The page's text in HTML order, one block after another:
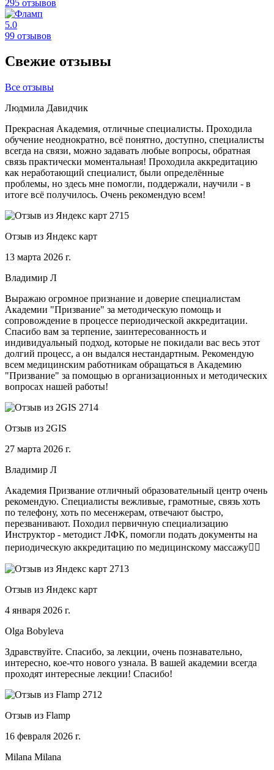
295 отзывов
5.0
99 отзывов
Свежие отзывы
Все отзывы
Людмила Давидчик
Прекрасная Академия, отличные специалисты. Проходила
обучение неоднократно, всё понятно, доступно, специалисты
всегда на связи, можно задавать любые вопросы, обратная
связь практически моментальная! Проходила аккредитацию
как неработающий специалист, были определённые
проблемы, но здесь мне помогли, поддержали, научили - в
итоге всё получилось. Очень рекомендую всем!
Отзыв из Яндекс карт
13 марта 2026 г.
Владимир Л
Выражаю огромное признание и доверие специалистам
Академии "Призвание" за методическую помощь и
сопровождение в процессе периодической аккредитации.
Спасибо вам за терпение, заинтересованность и
индивидуальный подход, которые не покидали вас весь этот
долгий процесс, а он выдался нестандартным. Рекомендую
всем медицинским работникам обращаться в Академию
"Призвание" за помощью в организационных и методических
вопросах нашей работы!
Отзыв из 2GIS
27 марта 2026 г.
Владимир Л
Академия Призвание отличный образовательный центр очень
рекомендую. Специалисты вежливые, грамотные, связь хоть
по телефону, хоть по месенжерам, отвечают быстро,
перезванивают. Походил первичную специализацию
Инструктор - методист ЛФК, помогли подать документы на
периодическую аккредитацию по медицинскому массажу🧑‍⚕️
Отзыв из Яндекс карт
4 января 2026 г.
Olga Bobyleva
Здравствуйте. Спасибо, за лекции, очень познавательно,
интересно, кое-что нового узнала. В вашей академии всегда
проходят интересные лекции! Спасибо!
Отзыв из Flamp
16 февраля 2026 г.
Milana Milana